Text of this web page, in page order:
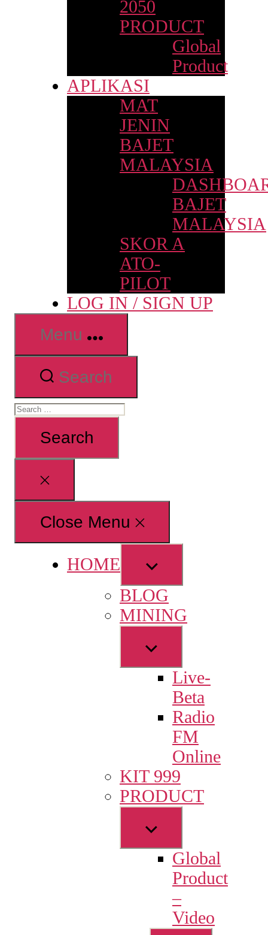
2050
PRODUCT
Global
Product
APLIKASI
MAT
JENIN
BAJET
MALAYSIA
BAJET
MALAYSIA
SKOR A
ATO-
PILOT
LOG IN / SIGN UP
Menu
Search
Search
Close
search
Close Menu
HOME
Show
sub
menu
BLOG
MINING
Show
sub
menuLive-
Beta
Radio
FM
Online
KIT 999
PRODUCT
Show
sub
menuGlobal
Product
–
Video